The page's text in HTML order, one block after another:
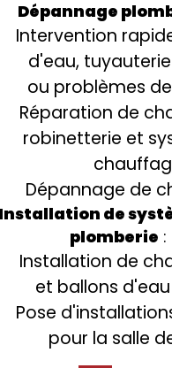
Dépannage
Intervention
d'eau,
ou problèmes
Réparation de
robinetterie et
Dépannage de
Installation de
plomberie :
Installation de
et ballons
Pose
pour la salle